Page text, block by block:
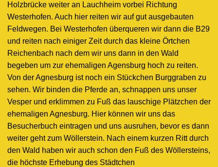
Holzbrücke weiter an Lauchheim vorbei Richtung
Westerhofen. Auch hier reiten wir auf gut ausgebauten
Feldwegen. Bei Westerhofen überqueren wir dann die B29
und reiten nach einiger Zeit durch das kleine Örtchen
Reichenbach nach dem wir uns dann in den Wald
begeben um zur ehemaligen Agensburg hoch zu reiten.
Von der Agnesburg ist noch ein Stückchen Burggraben zu
sehen. Wir binden die Pferde an, schnappen uns unser
Vesper und erklimmen zu Fuß das lauschige Plätzchen der
ehemaligen Agnesburg. Hier können wir uns das
Besucherbuch eintragen und uns ausruhen, bevor es dann
weiter geht zum Wöllerstein. Nach einem kurzen Ritt durch
den Wald haben wir auch schon den Fuß des Wöllersteins,
die höchste Erhebung des Städtchen